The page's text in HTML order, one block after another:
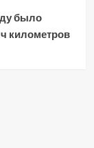
было
километров